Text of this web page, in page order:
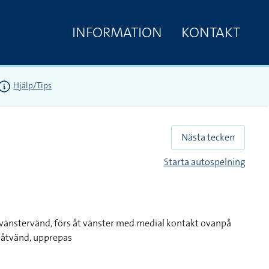
INFORMATION KONTAKT
Hjälp/Tips
Nästa tecken
Starta autospelning
förs åt vänster med medial kontakt ovanpå
upprepas